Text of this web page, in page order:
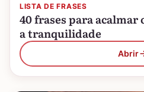
LISTA DE FRASES
40 frases para acalmar
a tranquilidade
Abrir